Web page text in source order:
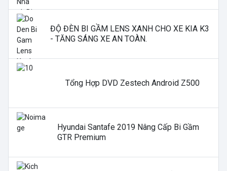
ĐỘ ĐÈN BI GẦM LENS XANH CHO XE KIA K3
- TĂNG SÁNG XE AN TOÀN.
Tổng Hợp DVD Zestech Android Z500
Hyundai Santafe 2019 Nâng Cấp Bi Gầm
GTR Premium